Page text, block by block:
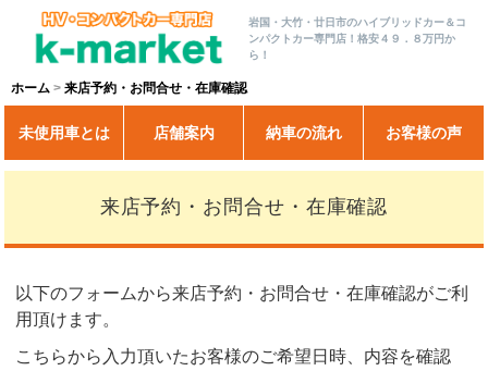
岩国・大竹・廿日市のハイブリッドカー＆コ
ンパクトカー専門店！格安４９．８万円か
ら！
ホーム 来店予約・お問合せ・在庫確認
未使用車とは 店舗案内 納車の流れ お客様の声
来店予約・お問合せ・在庫確認
以下のフォームから来店予約・お問合せ・在庫確認がご利
用頂けます。
こちらから入力頂いたお客様のご希望日時、内容を確認